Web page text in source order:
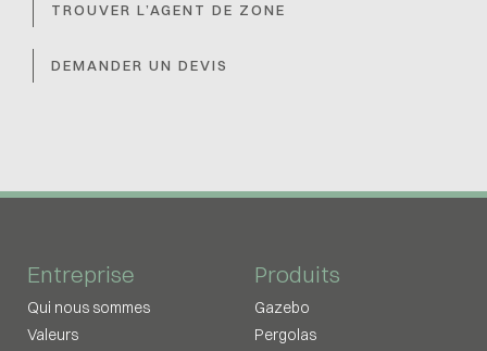
TROUVER L’AGENT DE ZONE
DEMANDER UN DEVIS
Entreprise
Qui nous sommes
Valeurs
Produits
Gazebo
Pergolas